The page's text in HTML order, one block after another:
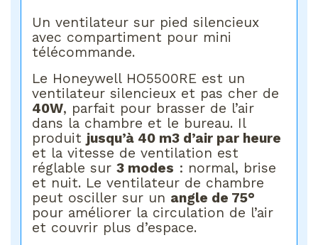
Un ventilateur sur pied silencieux
avec compartiment pour mini
télécommande.
Le Honeywell HO5500RE est un
ventilateur silencieux et pas cher de
40W, parfait pour brasser de l’air
dans la chambre et le bureau. Il
produit jusqu’à 40 m3 d’air par heure
et la vitesse de ventilation est
réglable sur3 modes : normal, brise
et nuit. Le ventilateur de chambre
peut osciller sur un angle de 75°
pour améliorer la circulation de l’air
et couvrir plus d’espace.